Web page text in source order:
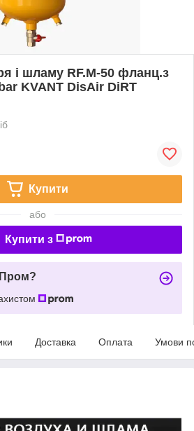
і шламу RF.М-50 фланц.з
KVANT DisAir DiRT
Купити
або
Купити з
Пром?
Доставка Оплата Умови